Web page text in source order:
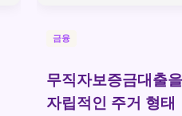
금융
무직자보증금대출
자립적인 주거 형태